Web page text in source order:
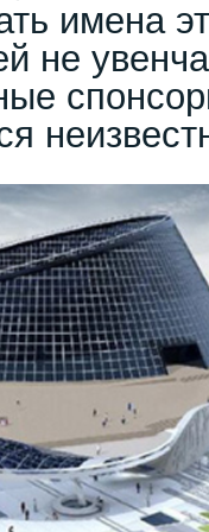
имена
не